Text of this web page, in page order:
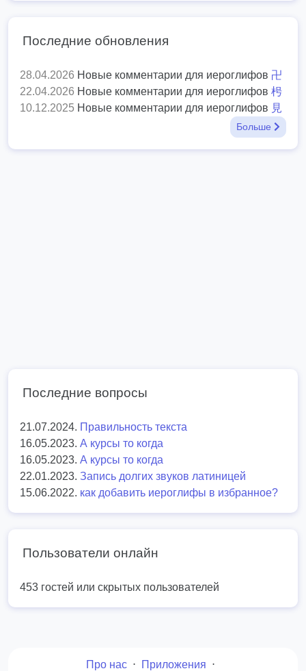
Последние обновления
28.04.2026 Новые комментарии для иероглифов 卍
22.04.2026 Новые комментарии для иероглифов 枵
10.12.2025 Новые комментарии для иероглифов 見
Больше
Последние вопросы
21.07.2024. Правильность текста
16.05.2023. А курсы то когда
16.05.2023. А курсы то когда
22.01.2023. Запись долгих звуков латиницей
15.06.2022. как добавить иероглифы в избранное?
Пользователи онлайн
453 гостей или скрытых пользователей
Про нас ⋅ Приложения ⋅